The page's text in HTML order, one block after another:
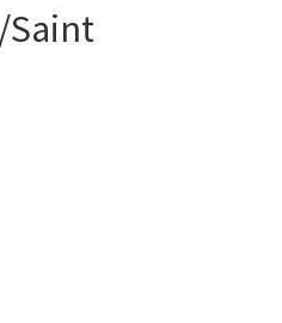
Saint